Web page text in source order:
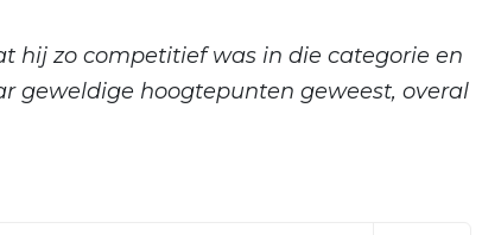
hij zo competitief was in die categorie en
geweldige hoogtepunten geweest, overal